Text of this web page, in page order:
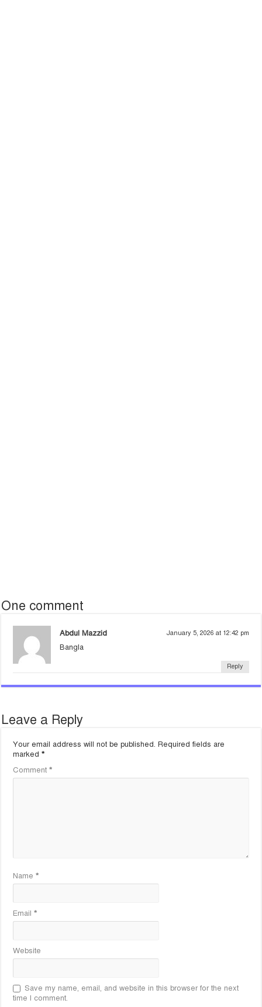
One comment
Abdul Mazzid January 5, 2026 at 12:42 pm
Bangla
Reply
Leave a Reply
Your email address will not be published. Required fields are
marked*
Comment*
Name*
Email*
Website
Save my name, email, and website in this browser for the next
time I comment.